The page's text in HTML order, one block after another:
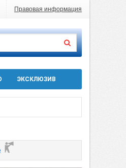
Правовая информация
ЭКСКЛЮЗИВ